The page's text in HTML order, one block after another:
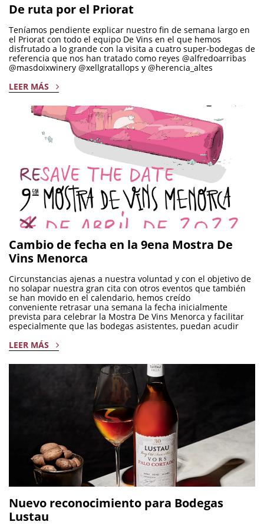
De ruta por el Priorat
Teníamos pendiente explicar nuestro fin de semana largo en
el Priorat con todo el equipo De Vins en el que hemos
disfrutado a lo grande con la visita a cuatro super-bodegas de
referencia que nos han tratado como reyes @alfredoarribas
@masdoixwinery @xellgratallops y @herencia_altes
LEER MÁS
Cambio de fecha en la 9ena Mostra De
Vins Menorca
Circunstancias ajenas a nuestra voluntad y con el objetivo de
no solapar nuestra gran cita con otros eventos que también
se han movido en el calendario, hemos creído
conveniente retrasar una semana la fecha inicialmente
prevista para celebrar la Mostra De Vins Menorca y facilitar
especialmente que las bodegas asistentes, puedan acudir
LEER MÁS
Nuevo reconocimiento para Bodegas
Lustau